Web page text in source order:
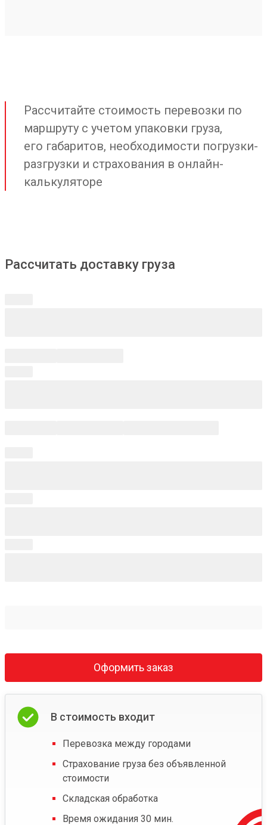
Рассчитайте стоимость перевозки по
маршруту с учетом упаковки груза,
его габаритов, необходимости погрузки-
разгрузки и страхования в онлайн-
калькуляторе
Рассчитать доставку груза
Оформить заказ
В стоимость входит
Перевозка между городами
Страхование груза без объявленной
стоимости
Складская обработка
Время ожидания 30 мин.